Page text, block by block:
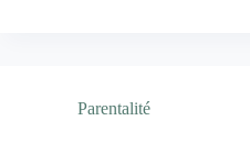
Parentalité